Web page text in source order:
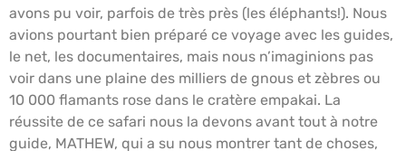
avons pu voir, parfois de très près (les éléphants!). Nous
avions pourtant bien préparé ce voyage avec les guides,
le net, les documentaires, mais nous n’imaginions pas
voir dans une plaine des milliers de gnous et zèbres ou
10 000 flamants rose dans le cratère empakai. La
réussite de ce safari nous la devons avant tout à notre
guide, MATHEW, qui a su nous montrer tant de choses,